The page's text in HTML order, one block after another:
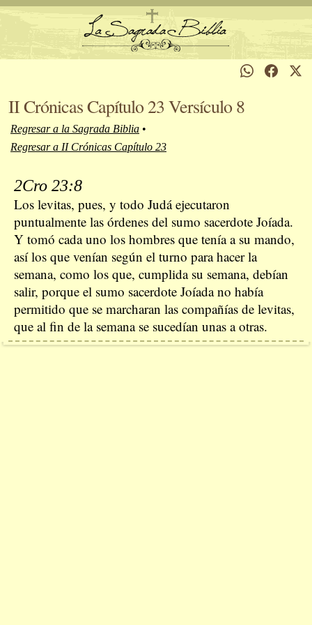
II Crónicas Capítulo 23 Versículo 8
Regresar a la Sagrada Biblia •
Regresar a II Crónicas Capítulo 23
2Cro 23:8
Los levitas, pues, y todo Judá ejecutaron
puntualmente las órdenes del sumo sacerdote Joíada.
Y tomó cada uno los hombres que tenía a su mando,
así los que venían según el turno para hacer la
semana, como los que, cumplida su semana, debían
salir, porque el sumo sacerdote Joíada no había
permitido que se marcharan las compañías de levitas,
que al fin de la semana se sucedían unas a otras.